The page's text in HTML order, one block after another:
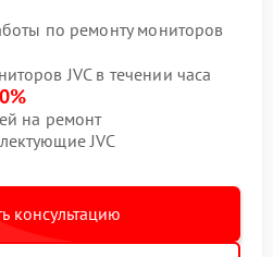
по ремонту мониторов
JVC в течении часа
на ремонт
JVC
консультацию